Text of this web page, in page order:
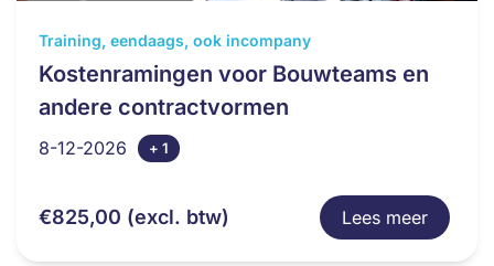
Training, eendaags, ook incompany
Kostenramingen voor Bouwteams en
andere contractvormen
8-12-2026 + 1
€825,00 (excl. btw) Lees meer
Dit
product
heeft
meerdere
variaties.
kan